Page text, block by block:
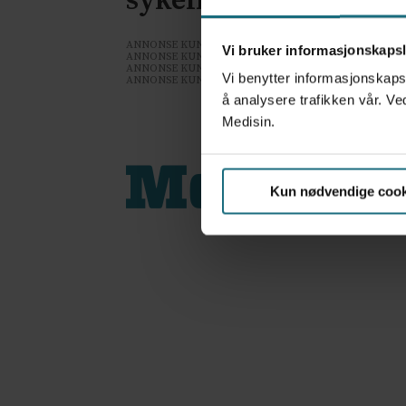
Vi bruker
Vi benytter
å analysere trafikken vår.
Medisin.
Kun nødvendige
ANNONSE KUN FOR HELSEPERSONELL
ANNONSE KUN FOR HELSEPERSONELL
ANNONSE KUN FOR HELSEPERSONELL
ANNONSE KUN FOR HELSEPERSONELL